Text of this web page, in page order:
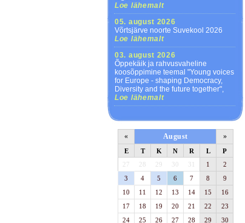
Loe lähemalt
05. august 2026
Võrtsjärve noorte Suvekool 2026
Loe lähemalt
03. august 2026
Õppekäik ja rahvusvaheline
koosõppimine teemal "Young voices
for Europe - shaping Democracy,
Diversity and the future together",
Loe lähemalt
« August »
E T K N R L
P
27
28 29 30 31 1
2
3
4 5 6 7 8
9
10
11 12 13 14 15
16
17
18 19 20 21 22
23
24
25 26 27 28 29
30